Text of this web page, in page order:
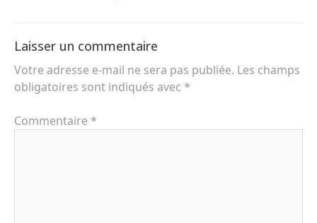
Laisser un commentaire
Votre adresse e-mail ne sera pas publiée. Les champs
obligatoires sont indiqués avec *
Commentaire *